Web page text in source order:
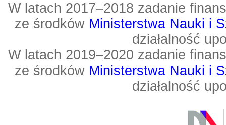
W latach 2017–2018 zadanie
ze środków Ministerstwa Nauki i
działalność
W latach 2019–2020 zadanie
ze środków Ministerstwa Nauki i
działalność